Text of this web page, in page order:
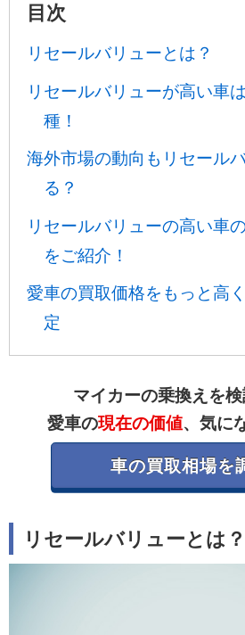
目次
リセールバリューとは？
リセールバリューが高い車
種！
海外市場の動向もリセール
る？
リセールバリューの高い車
をご紹介！
愛車の買取価格をもっと高
定
マイカーの乗換えを検
愛車の現在の価値、気に
車の買取相場を
リセールバリューとは？